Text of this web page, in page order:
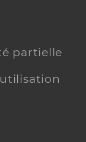
partielle